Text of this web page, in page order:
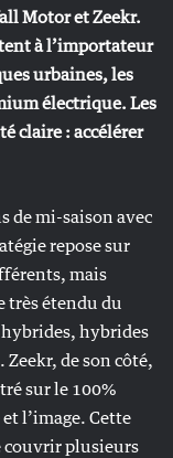
Motor et Zeekr.
à l’importateur
urbaines, les
électrique. Les
claire : accélérer
de mi-saison avec
repose sur
mais
très étendu du
hybrides, hybrides
de son côté,
sur le 100%
l’image. Cette
couvrir plusieurs